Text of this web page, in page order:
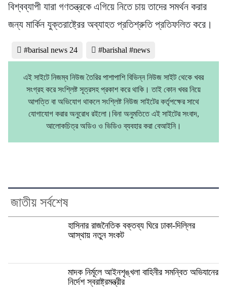
বিশ্বব্যাপী যারা গণতন্ত্রকে এগিয়ে নিতে চায় তাদের সমর্থন করার
জন্য মার্কিন যুক্তরাষ্ট্রের অব্যাহত প্রতিশ্রুতি প্রতিফলিত করে।
#barisal news 24 #barishal #news
এই সাইটে নিজম্ব নিউজ তৈরির পাশাপাশি বিভিন্ন নিউজ সাইট থেকে খবর
সংগ্রহ করে সংশ্লিষ্ট সূত্রসহ প্রকাশ করে থাকি। তাই কোন খবর নিয়ে
আপত্তি বা অভিযোগ থাকলে সংশ্লিষ্ট নিউজ সাইটের কর্তৃপক্ষের সাথে
যোগাযোগ করার অনুরোধ রইলো।বিনা অনুমতিতে এই সাইটের সংবাদ,
আলোকচিত্র অডিও ও ভিডিও ব্যবহার করা বেআইনি।
জাতীয় সর্বশেষ
হাসিনার রাজনৈতিক বক্তব্য ঘিরে ঢাকা-দিল্লির
আস্থায় নতুন সংকট
মাদক নির্মূলে আইনশৃঙ্খলা বাহিনীর সমন্বিত অভিযানের
নির্দেশ স্বরাষ্ট্রমন্ত্রীর